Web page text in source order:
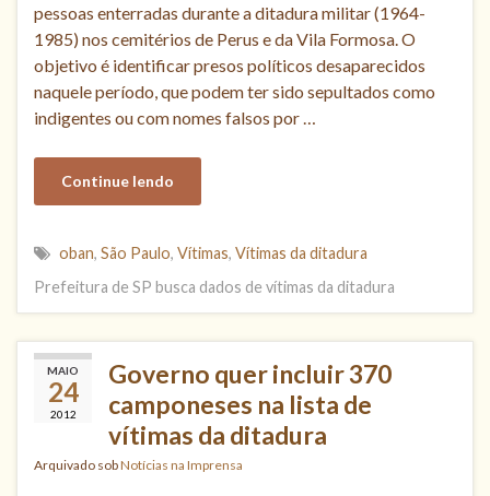
pessoas enterradas durante a ditadura militar (1964-
1985) nos cemitérios de Perus e da Vila Formosa. O
objetivo é identificar presos políticos desaparecidos
naquele período, que podem ter sido sepultados como
indigentes ou com nomes falsos por …
Continue lendo
oban, São Paulo, Vítimas, Vítimas da ditadura
Prefeitura de SP busca dados de vítimas da ditadura
MAIO
24
2012
Governo quer incluir 370
camponeses na lista de
vítimas da ditadura
Arquivado sobNotícias na Imprensa